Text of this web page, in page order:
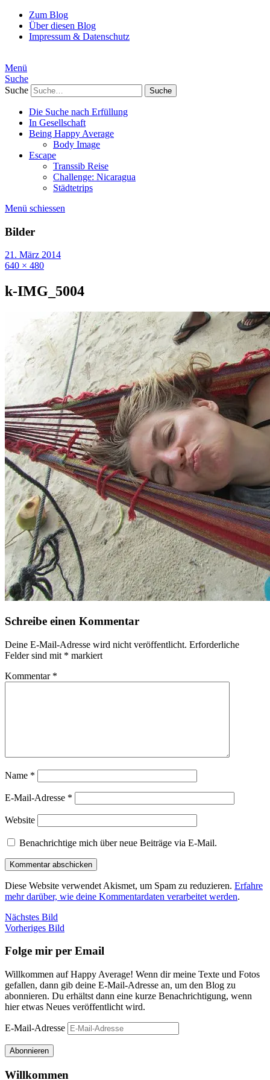
Zum Blog
Über diesen Blog
Impressum & Datenschutz
Menü
Suche
Suche
Die Suche nach Erfüllung
In Gesellschaft
Being Happy Average
Body Image
Escape
Transsib Reise
Challenge: Nicaragua
Städtetrips
Menü schiessen
Bilder
21. März 2014
640 × 480
k-IMG_5004
Schreibe einen Kommentar
Deine E-Mail-Adresse wird nicht veröffentlicht. Erforderliche
Felder sind mit * markiert
Kommentar *
Name *
E-Mail-Adresse *
Website
Benachrichtige mich über neue Beiträge via E-Mail.
Diese Website verwendet Akismet, um Spam zu reduzieren. Erfahre
mehr darüber, wie deine Kommentardaten verarbeitet werden.
Nächstes Bild
Vorheriges Bild
Folge mir per Email
Willkommen auf Happy Average! Wenn dir meine Texte und Fotos
gefallen, dann gib deine E-Mail-Adresse an, um den Blog zu
abonnieren. Du erhältst dann eine kurze Benachrichtigung, wenn
hier etwas Neues veröffentlicht wird.
E-Mail-Adresse
Abonnieren
Willkommen